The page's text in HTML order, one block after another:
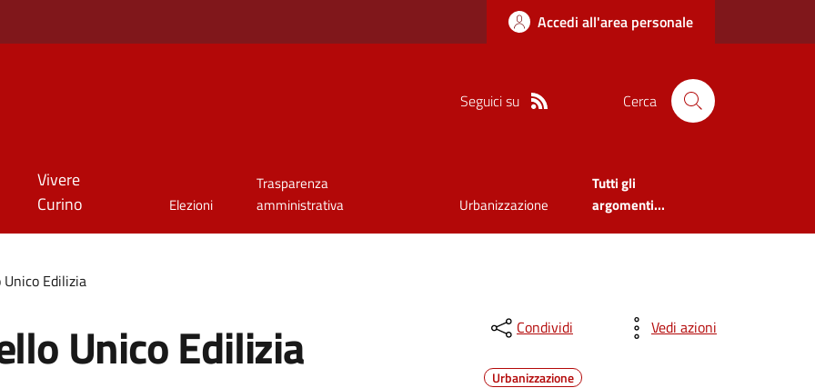
Accedi all'area personale
Seguici su Cerca
Vivere
Curino
Elezioni
Trasparenza
amministrativa
Urbanizzazione
Tutti gli
argomenti...
Edilizia
Unico Edilizia Condividi Vedi azioni
Urbanizzazione